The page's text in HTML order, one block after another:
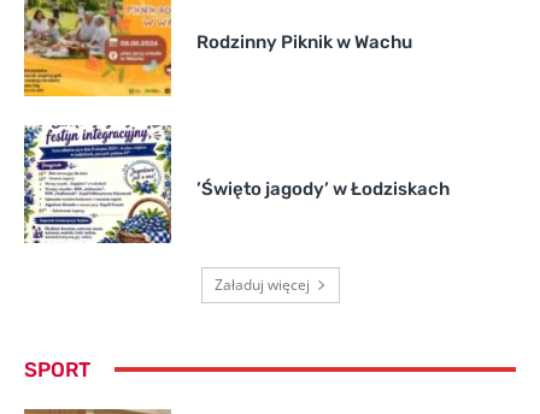
Rodzinny Piknik w Wachu
’Święto jagody’ w Łodziskach
Załaduj więcej
SPORT